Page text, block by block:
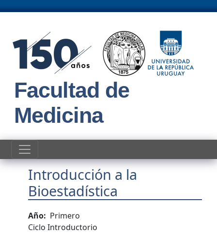
Facultad de
Medicina
Introducción a la
Bioestadística
Año
Primero
Ciclo Introductorio